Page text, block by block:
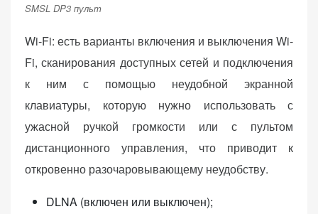
SMSL DP3 пульт
Wi-Fi: есть варианты включения и выключения Wi-
Fi, сканирования доступных сетей и подключения
к ним с помощью неудобной экранной
клавиатуры, которую нужно использовать с
ужасной ручкой громкости или с пультом
дистанционного управления, что приводит к
откровенно разочаровывающему неудобству.
DLNA (включен или выключен);